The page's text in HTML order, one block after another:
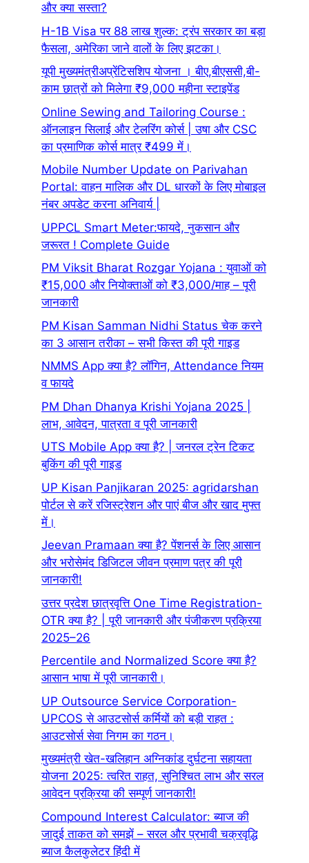
और क्या सस्ता?
H-1B Visa पर 88 लाख शुल्क: ट्रंप सरकार का बड़ा
फैसला, अमेरिका जाने वालों के लिए झटका।
यूपी मुख्यमंत्रीअप्रेंटिसशिप योजना । बीए,बीएससी,बी-
काम छात्रों को मिलेगा ₹9,000 महीना स्टाइपेंड
Online Sewing and Tailoring Course :
ऑनलाइन सिलाई और टेलरिंग कोर्स | उषा और CSC
का प्रमाणिक कोर्स मात्र ₹499 में।
Mobile Number Update on Parivahan
Portal: वाहन मालिक और DL धारकों के लिए मोबाइल
नंबर अपडेट करना अनिवार्य |
UPPCL Smart Meter:फायदे, नुकसान और
जरूरत ! Complete Guide
PM Viksit Bharat Rozgar Yojana : युवाओं को
₹15,000 और नियोक्ताओं को ₹3,000/माह – पूरी
जानकारी
PM Kisan Samman Nidhi Status चेक करने
का 3 आसान तरीका – सभी किस्त की पूरी गाइड
NMMS App क्या है? लॉगिन, Attendance नियम
व फायदे
PM Dhan Dhanya Krishi Yojana 2025 |
लाभ, आवेदन, पात्रता व पूरी जानकारी
UTS Mobile App क्या है? | जनरल ट्रेन टिकट
बुकिंग की पूरी गाइड
UP Kisan Panjikaran 2025: agridarshan
पोर्टल से करें रजिस्ट्रेशन और पाएं बीज और खाद मुफ्त
में।
Jeevan Pramaan क्या है? पेंशनर्स के लिए आसान
और भरोसेमंद डिजिटल जीवन प्रमाण पत्र की पूरी
जानकारी!
उत्तर प्रदेश छात्रवृत्ति One Time Registration-
OTR क्या है? | पूरी जानकारी और पंजीकरण प्रक्रिया
2025–26
Percentile and Normalized Score क्या है?
आसान भाषा में पूरी जानकारी।
UP Outsource Service Corporation-
UPCOS से आउटसोर्स कर्मियों को बड़ी राहत :
आउटसोर्स सेवा निगम का गठन।
मुख्यमंत्री खेत-खलिहान अग्निकांड दुर्घटना सहायता
योजना 2025: त्वरित राहत, सुनिश्चित लाभ और सरल
आवेदन प्रक्रिया की सम्पूर्ण जानकारी!
Compound Interest Calculator: ब्याज की
जादुई ताकत को समझें – सरल और प्रभावी चक्रवृद्धि
ब्याज कैलकुलेटर हिंदी में